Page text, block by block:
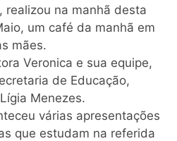
realizou na manhã desta
um café da manhã em
mães.
Veronica e sua equipe,
de Educação,
Menezes.
várias apresentações
que estudam na referida